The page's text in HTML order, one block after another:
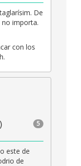
De
importa.
con los
5
este de
de